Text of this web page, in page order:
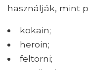
használják, mint
kokain;
heroin;
feltörni;